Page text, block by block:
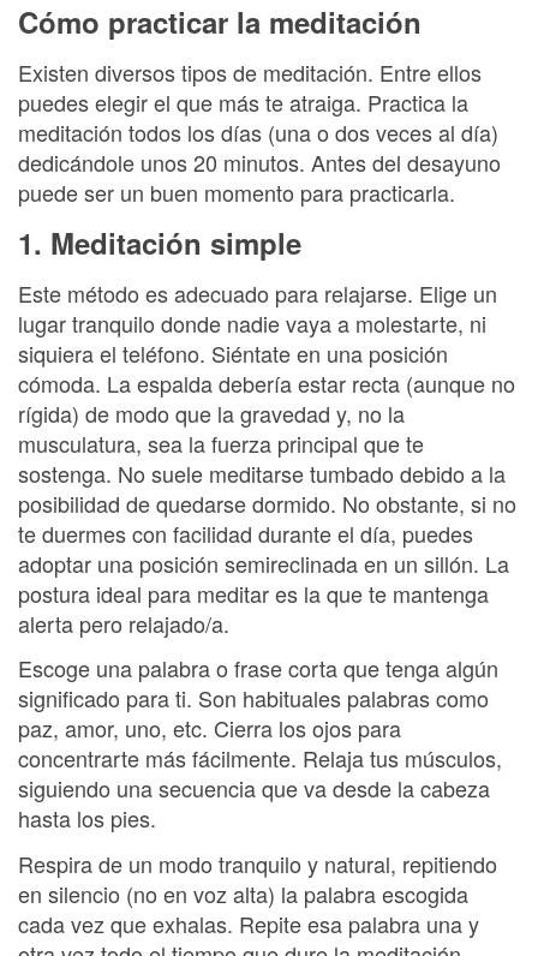
Cómo practicar la meditación
Existen diversos tipos de meditación. Entre ellos
puedes elegir el que más te atraiga. Practica la
meditación todos los días (una o dos veces al día)
dedicándole unos 20 minutos. Antes del desayuno
puede ser un buen momento para practicarla.
1. Meditación simple
Este método es adecuado para relajarse. Elige un
lugar tranquilo donde nadie vaya a molestarte, ni
siquiera el teléfono. Siéntate en una posición
cómoda. La espalda debería estar recta (aunque no
rígida) de modo que la gravedad y, no la
musculatura, sea la fuerza principal que te
sostenga. No suele meditarse tumbado debido a la
posibilidad de quedarse dormido. No obstante, si no
te duermes con facilidad durante el día, puedes
adoptar una posición semireclinada en un sillón. La
postura ideal para meditar es la que te mantenga
alerta pero relajado/a.
Escoge una palabra o frase corta que tenga algún
significado para ti. Son habituales palabras como
paz, amor, uno, etc. Cierra los ojos para
concentrarte más fácilmente. Relaja tus músculos,
siguiendo una secuencia que va desde la cabeza
hasta los pies.
Respira de un modo tranquilo y natural, repitiendo
en silencio (no en voz alta) la palabra escogida
cada vez que exhalas. Repite esa palabra una y